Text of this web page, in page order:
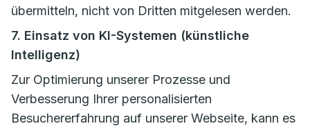
übermitteln, nicht von Dritten mitgelesen werden.
7. Einsatz von KI-Systemen (künstliche
Intelligenz)
Zur Optimierung unserer Prozesse und
Verbesserung Ihrer personalisierten
Besuchererfahrung auf unserer Webseite, kann es